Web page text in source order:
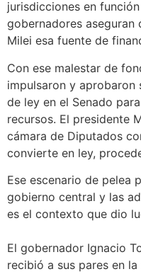
jurisdicciones en
gobernadores aseguran
Milei esa fuente de
Con ese malestar de
impulsaron y aprobaron
de ley en el Senado
recursos. El presidente
cámara de Diputados
convierte en ley,
Ese escenario de pelea
gobierno central y las
es el contexto que dio
El gobernador Ignacio
recibió a sus pares en